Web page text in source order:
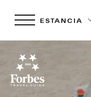
ESTANCIA